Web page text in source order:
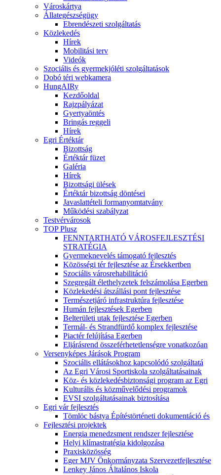
Városkártya
Állategészségügy
Ebrendészeti szolgáltatás
Közlekedés
Hírek
Mobilitási terv
Videók
Szociális és gyermekjóléti szolgáltatások
Dobó téri webkamera
HungAIRy
Kezdőoldal
Rajzpályázat
Gyertyaöntés
Bringás reggeli
Hírek
Egri Értéktár
Bizottság
Értéktár füzet
Galéria
Hírek
Bizottsági ülések
Értéktár bizottság döntései
Javaslattételi formanyomtatvány
Működési szabályzat
Testvérvárosok
TOP Plusz
FENNTARTHATÓ VÁROSFEJLESZTÉSI
STRATÉGIA
Gyermeknevelés támogató fejlesztés
Közösségi tér fejlesztése az Érsekkertben
Szociális városrehabilitáció
Szegregált élethelyzetek felszámolása Egerben
Közlekedési átszállási pont fejlesztése
Természetjáró infrastruktúra fejlesztése
Humán fejlesztések Egerben
Belterületi utak fejlesztése Egerben
Termál- és Strandfürdő komplex fejlesztése
Piactér felújítása Egerben
Eljárásrend összeférhetetlenségre vonatkozóan
Versenyképes Járások Program
Szociális ellátásokhoz kapcsolódó szolgáltatá
Az Egri Városi Sportiskola szolgáltatásainak
Köz- és közlekedésbiztonsági program az Egri
Kulturális és közművelődési programok
EVSI szolgáltatásainak biztosítása
Egri vár fejlesztés
Tömlöc bástya Építéstörténeti dokumentáció és
Fejlesztési projektek
Energia menedzsment rendszer fejlesztése
Helyi klímastratégia kidolgozása
Praxisközösség
Eger MJV Önkormányzata Szervezetfejlesztése
Lenkey János Általános Iskola